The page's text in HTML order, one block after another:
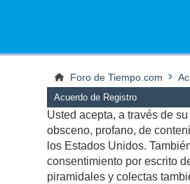
Foro de Tiempo.com
Acuerdo de Registro
Usted acepta, a través de
obsceno, profano, de
los Estados Unidos.
consentimiento por escrito
piramidales y colectas